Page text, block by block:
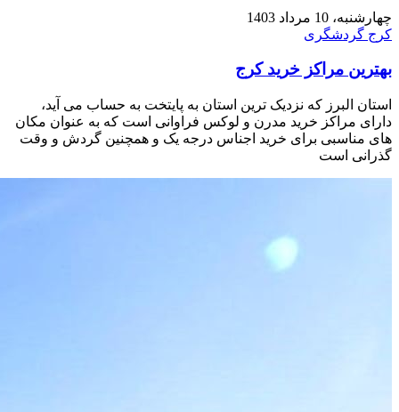
چهارشنبه، 10 مرداد 1403
کرج گردشگری
بهترین مراکز خرید کرج
استان البرز که نزدیک ترین استان به پایتخت به حساب می آید،
دارای مراکز خرید مدرن و لوکس فراوانی است که به عنوان مکان
های مناسبی برای خرید اجناس درجه یک و همچنین گردش و وقت
گذرانی است